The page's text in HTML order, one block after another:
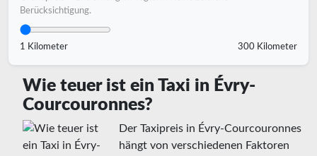
Berücksichtigung.
1 Kilometer 300 Kilometer
Wie teuer ist ein Taxi in Évry-
Courcouronnes?
Der Taxipreis in Évry-Courcouronnes
hängt von verschiedenen Faktoren